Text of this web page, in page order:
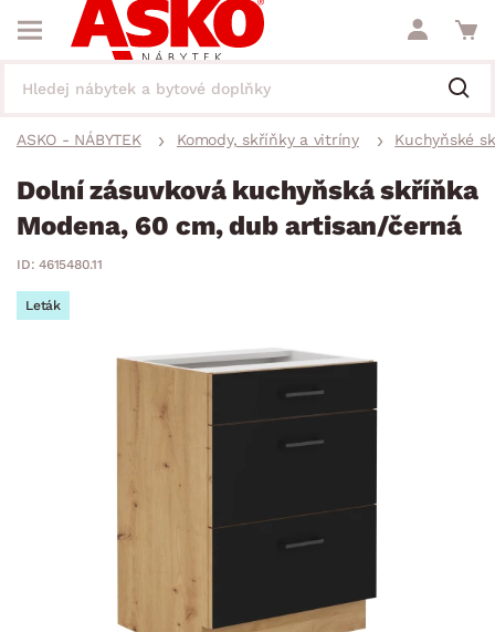
ASKO - NÁBYTEK Komody, skříňky a vitríny Kuchyňské
Dolní zásuvková kuchyňská skříňka
Modena, 60 cm, dub artisan/černá
ID: 4615480.11
Leták